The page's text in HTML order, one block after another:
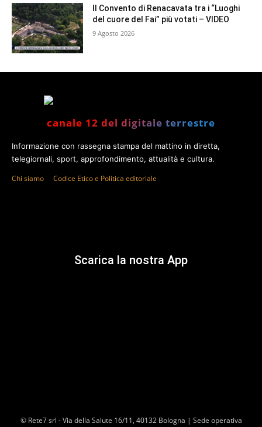
Il Convento di Renacavata tra i “Luoghi
del cuore del Fai” più votati – VIDEO
9 Agosto 2026
canale 12 del digitale terrestre
Informazione con rassegna stampa del mattino in diretta,
telegiornali, sport, approfondimento, attualità e cultura.
Chi siamo Codice Etico e Politica editoriale
Scarica la nostra App
© Rete7 srl - Via della Salute 16/11, 40132 Bologna | Sede operativa